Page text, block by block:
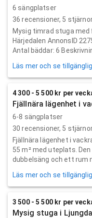
6 sängplatser
36 recensioner, 5
Mysig timrad stuga
Härjedalen AnnonsID
Antal bäddar: 6
Läs mer och se
4 300 - 5 500 kr per
Fjällnära lägenhet i
6-8 sängplatser
30 recensioner, 5
Fjällnära lägenhet i
55 m² med uteplats.
dubbelsäng och ett rum
Läs mer och se
3 500 - 5 500 kr per
Mysig stuga i